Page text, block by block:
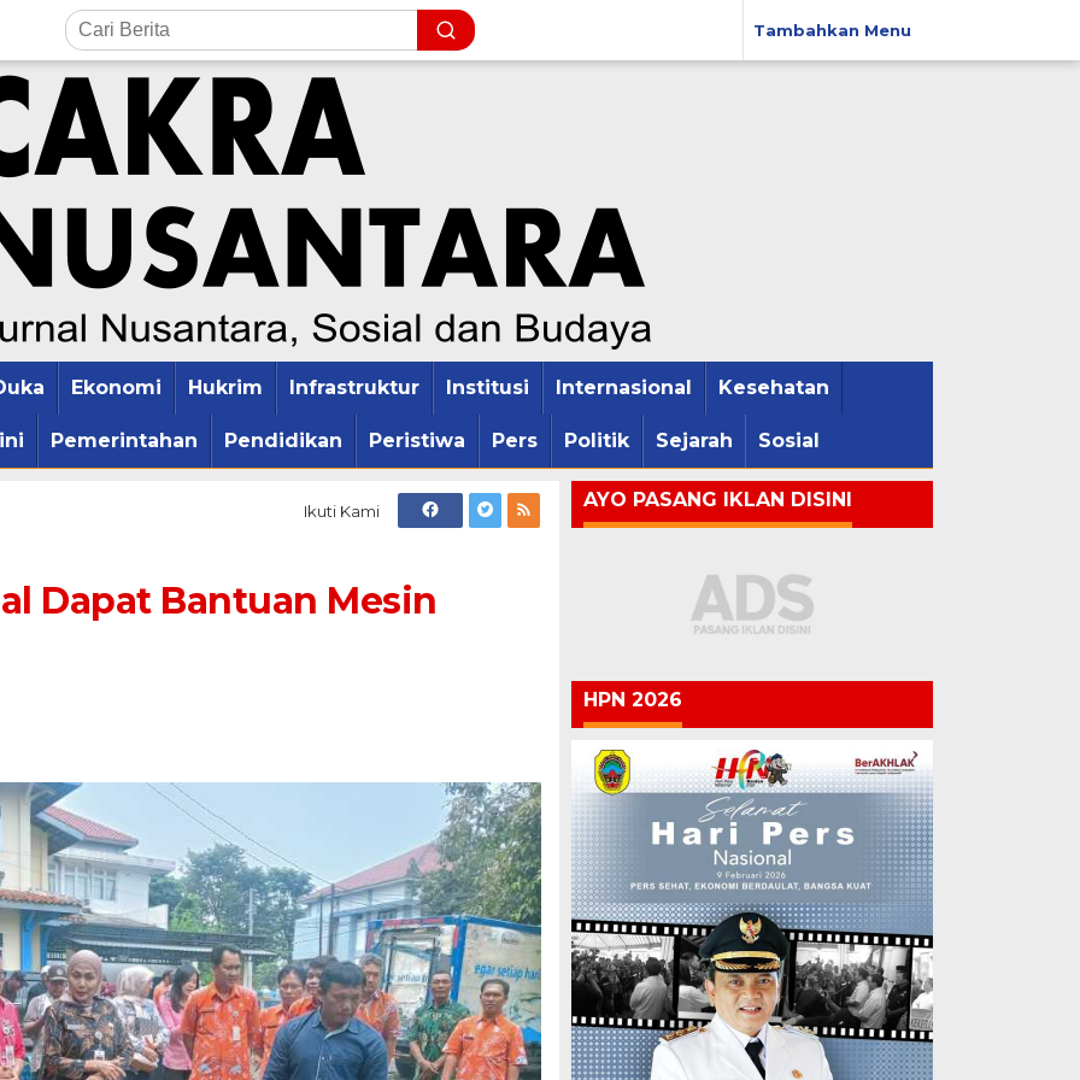
Tambahkan Menu
Ekonomi Hukrim Infrastruktur Institusi Internasional Kesehatan
Pemerintahan Pendidikan Peristiwa Pers Politik Sejarah Sosial
Ikuti Kami
Dapat Bantuan Mesin
AYO PASANG IKLAN DISINI
HPN 2026